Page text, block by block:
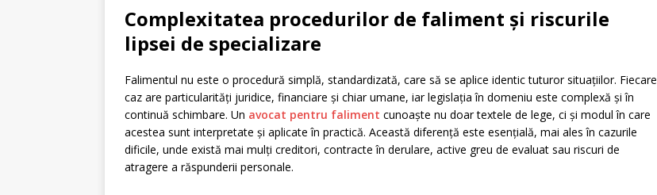
Complexitatea procedurilor de faliment și riscurile
lipsei de specializare
Falimentul nu este o procedură simplă, standardizată, care să se aplice identic tuturor situațiilor. Fiecare
caz are particularități juridice, financiare și chiar umane, iar legislația în domeniu este complexă și în
continuă schimbare. Un avocat pentru faliment cunoaște nu doar textele de lege, ci și modul în care
acestea sunt interpretate și aplicate în practică. Această diferență este esențială, mai ales în cazurile
dificile, unde există mai mulți creditori, contracte în derulare, active greu de evaluat sau riscuri de
atragere a răspunderii personale.